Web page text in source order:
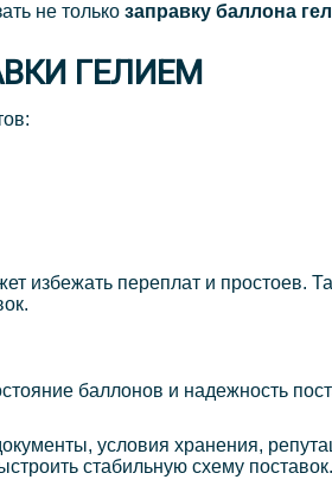
не только заправку баллона
ГЕЛИЕМ
избежать переплат и простоев.
баллонов и надежность
условия хранения,
стабильную схему поставок.